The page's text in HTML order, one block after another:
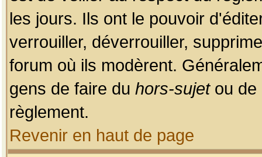
les jours. Ils ont le pouvoir
verrouiller, déverrouiller,
forum où ils modèrent.
gens de faire du hors-sujetou de
règlement.
Revenir en haut de page